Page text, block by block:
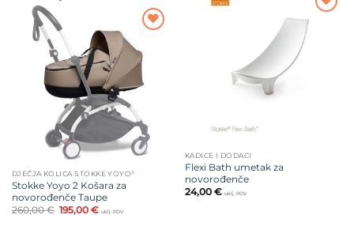
na listu
želja
DJEČJA KOLICA STOKKE YOYO³
Stokke Yoyo 2 Košara za
novorođenče Taupe
260,00€ Izvorna
cijena
195,00€Trenutna
uklj. PDV
Dodajte
na listu
KADICE I DODACI
Flexi Bath umetak za
novorođenče
24,00 € uklj. PDV